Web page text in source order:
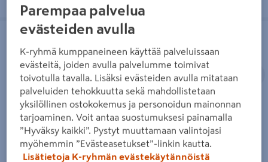
Teräketjun huoltosarja Universal
Teräketjun huoltosarja
Universal 4,8mm 0,325in
1,3mm
Edellinen
Viiltosuojakäsineet Universal
koko 12
Parempaa palvelua
evästeiden avulla
K-ryhmä kumppaneineen käyttää palveluissaan
evästeitä, joiden avulla palvelumme toimivat
toivotulla tavalla. Lisäksi evästeiden avulla mitataan
palveluiden tehokkuutta sekä mahdollistetaan
yksilöllinen ostokokemus ja personoidun mainonnan
tarjoaminen. Voit antaa suostumuksesi painamalla
”Hyväksy kaikki”. Pystyt muuttamaan valintojasi
myöhemmin ”Evästeasetukset”-linkin kautta.
Lisätietoja K-ryhmän evästekäytännöistä